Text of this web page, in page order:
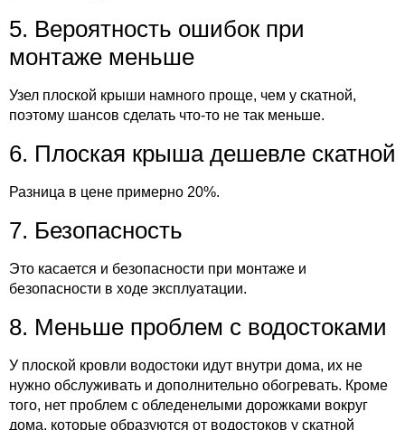
5. Вероятность ошибок при
монтаже меньше
Узел плоской крыши намного проще, чем у скатной,
поэтому шансов сделать что-то не так меньше.
6. Плоская крыша дешевле скатной
Разница в цене примерно 20%.
7. Безопасность
Это касается и безопасности при монтаже и
безопасности в ходе эксплуатации.
8. Меньше проблем с водостоками
У плоской кровли водостоки идут внутри дома, их не
нужно обслуживать и дополнительно обогревать. Кроме
того, нет проблем с обледенелыми дорожками вокруг
дома, которые образуются от водостоков у скатной